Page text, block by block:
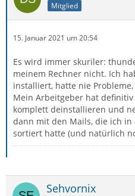
Mitglied
15. Januar 2021 um 20:54
Es wird immer skuriler:
meinem Rechner nicht. Ich
installiert, hatte nie
Mein Arbeitgeber hat
komplett deinstallieren und
dann mit den Mails, die ich
sortiert hatte (und natürlich
Sehvornix